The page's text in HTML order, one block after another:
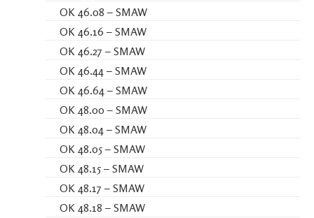
OK 46.08 – SMAW
OK 46.16 – SMAW
OK 46.27 – SMAW
OK 46.44 – SMAW
OK 46.64 – SMAW
OK 48.00 – SMAW
OK 48.04 – SMAW
OK 48.05 – SMAW
OK 48.15 – SMAW
OK 48.17 – SMAW
OK 48.18 – SMAW